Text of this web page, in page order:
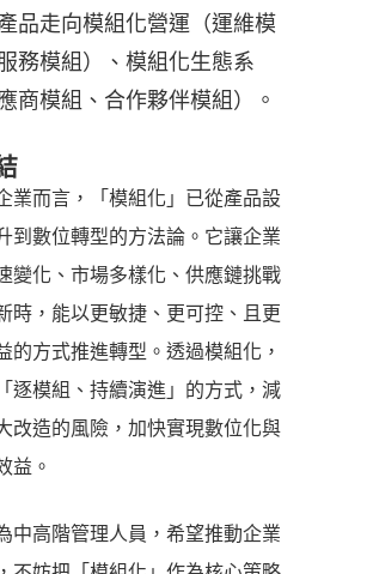
品走向模組化營運（運維模
務模組）、模組化生態系
應商模組、合作夥伴模組）。
業而言，「模組化」已從產品設
到數位轉型的方法論。它讓企業
變化、市場多樣化、供應鏈挑戰
時，能以更敏捷、更可控、且更
的方式推進轉型。透過模組化，
逐模組、持續演進」的方式，減
改造的風險，加快實現數位化與
益。
中高階管理人員，希望推動企業